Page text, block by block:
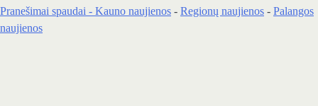
Pranešimai spaudai - Kauno naujienos - Regionų naujienos - Palangos
naujienos